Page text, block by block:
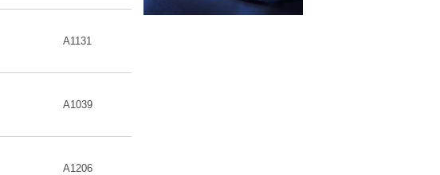
A1131
A1039
A1206